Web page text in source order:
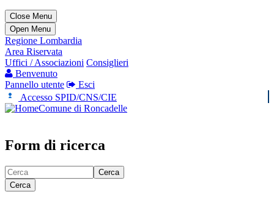
Close Menu
Open Menu
Regione Lombardia
Area Riservata
Uffici / Associazioni Consiglieri
Benvenuto
Pannello utente
Esci
Accesso SPID/CNS/CIE
Comune di Roncadelle
Form di ricerca
Cerca
Cerca